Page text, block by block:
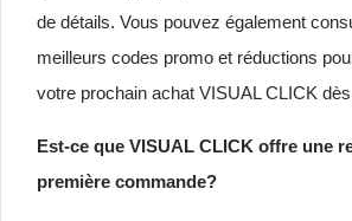
de détails. Vous pouvez également
meilleurs codes promo et réductions
votre prochain achat VISUAL CLICK
Est-ce que VISUAL CLICK offre une
première commande?